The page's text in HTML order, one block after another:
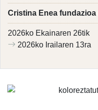
Cristina Enea fundazioa
2026ko Ekainaren 26tik
2026ko Irailaren 13ra